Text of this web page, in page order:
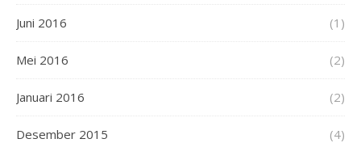
Juni 2016 (1)
Mei 2016 (2)
Januari 2016 (2)
Desember 2015 (4)